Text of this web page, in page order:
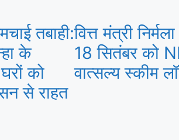
तबाही:
के
को
से राहत
वित्त मंत्री
18 सितंबर को
वात्सल्य स्कीम